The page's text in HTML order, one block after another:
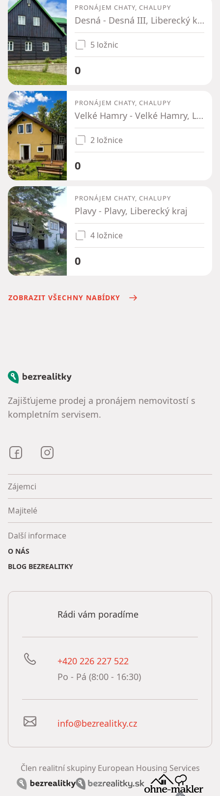
PRONÁJEM CHATY, CHALUPY
Desná - Desná III, Liberecký kraj
5 ložnic
0
PRONÁJEM CHATY, CHALUPY
Velké Hamry - Velké Hamry, Liberecký kraj
2 ložnice
0
PRONÁJEM CHATY, CHALUPY
Plavy - Plavy, Liberecký kraj
4 ložnice
0
ZOBRAZIT VŠECHNY NABÍDKY
Bezrealitky
Zajišťujeme prodej a pronájem nemovitostí s
kompletním servisem.
Bezrealitky na Facebooku
Zájemci
Majitelé
Další informace
O NÁS
BLOG BEZREALITKY
Rádi vám poradíme
+420 226 227 522
Po - Pá (8:00 - 16:30)
info@bezrealitky.cz
Člen realitní skupiny European Housing Services